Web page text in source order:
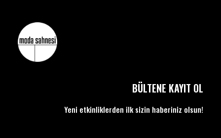
BÜLTENE KAYIT OL
Yeni etkinliklerden ilk sizin haberiniz olsun!